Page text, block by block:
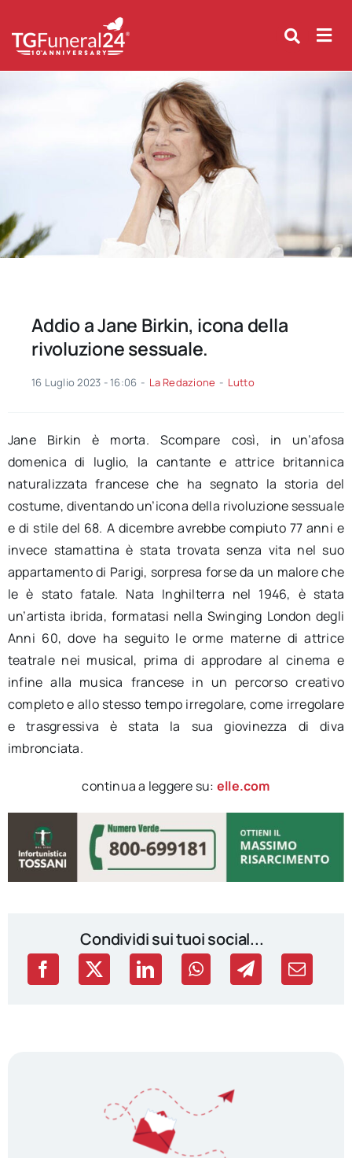
content
Addio a Jane Birkin, icona della
rivoluzione sessuale.
16 Luglio 2023 - 16:06 - La Redazione - Lutto
Jane Birkin è morta. Scompare così, in un’afosa
domenica di luglio, la cantante e attrice britannica
naturalizzata francese che ha segnato la storia del
costume, diventando un’icona della rivoluzione sessuale
e di stile del 68. A dicembre avrebbe compiuto 77 anni e
invece stamattina è stata trovata senza vita nel suo
appartamento di Parigi, sorpresa forse da un malore che
le è stato fatale. Nata Inghilterra nel 1946, è stata
un’artista ibrida, formatasi nella Swinging London degli
Anni 60, dove ha seguito le orme materne di attrice
teatrale nei musical, prima di approdare al cinema e
infine alla musica francese in un percorso creativo
completo e allo stesso tempo irregolare, come irregolare
e trasgressiva è stata la sua giovinezza di diva
imbronciata.
continua a leggere su: elle.com
Condividi sui tuoi social...